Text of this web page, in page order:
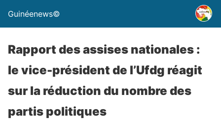
Guinéenews©
Rapport des assises nationales :
le vice-président de l’Ufdg réagit
sur la réduction du nombre des
partis politiques